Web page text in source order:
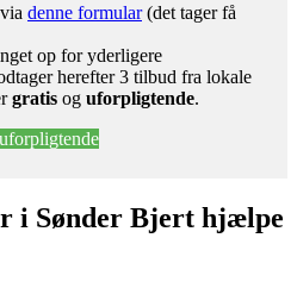
denne formular(det tager få
op for yderligere
herefter 3 tilbud fra lokale
gratis og uforpligtende.
i Sønder Bjert hjælpe